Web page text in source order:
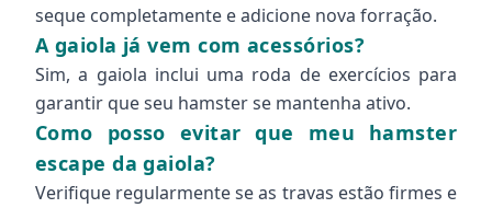
seque completamente e adicione nova forração.
A gaiola já vem com acessórios?
Sim, a gaiola inclui uma roda de exercícios para
garantir que seu hamster se mantenha ativo.
Como posso evitar que meu hamster
escape da gaiola?
Verifique regularmente se as travas estão firmes e